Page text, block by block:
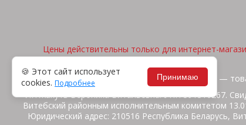
Цены действительны только для интернет-
2026, © "Арена спорта" —
ИП Жакуть Вероника Витальевна. УНП 391316267.
Витебский районным исполнительным комитетом
Юридический адрес: 210516 Республика Беларусь,
🍪 Этот сайт использует
cookies. Подробнее
Принимаю